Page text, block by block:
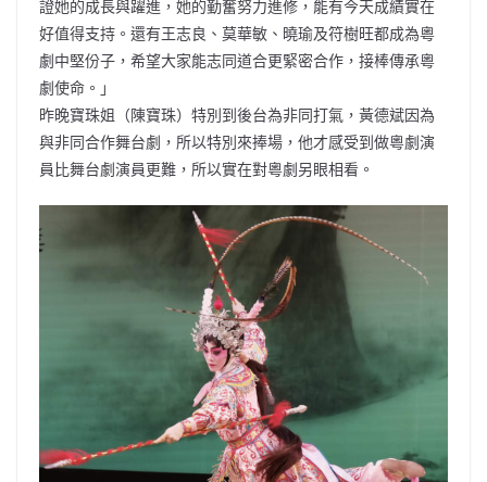
證她的成長與躍進，她的勤奮努力進修，能有今天成績實在
好值得支持。還有王志良、莫華敏、曉瑜及符樹旺都成為粵
劇中堅份子，希望大家能志同道合更緊密合作，接棒傳承粵
劇使命。」
昨晚寶珠姐（陳寶珠）特別到後台為非同打氣，黃德斌因為
與非同合作舞台劇，所以特別來捧場，他才感受到做粵劇演
員比舞台劇演員更難，所以實在對粵劇另眼相看。